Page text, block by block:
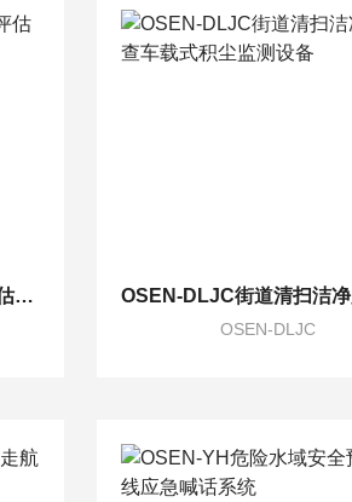
OSEN-DLJC街道表面尘埃评估检测车载式颗粒物监测设备
OSEN-DLJC